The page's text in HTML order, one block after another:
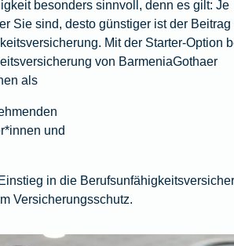
besonders sinnvoll, denn es gilt: Je
Sie sind, desto günstiger ist der Beitrag
Mit der Starter-Option
von BarmeniaGothaer
als
und
in die
Versicherungsschutz.